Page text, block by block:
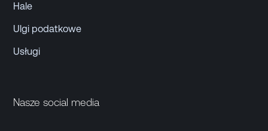
Hale
Ulgi podatkowe
Usługi
Nasze social media